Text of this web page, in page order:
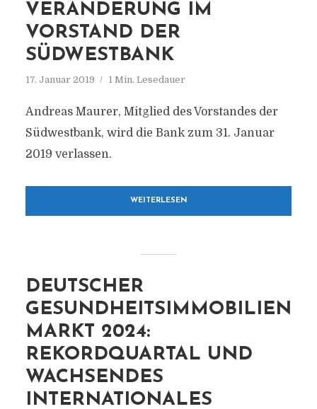
VERÄNDERUNG IM
VORSTAND DER
SÜDWESTBANK
17. Januar 2019 1 Min. Lesedauer
Andreas Maurer, Mitglied des Vorstandes der
Südwestbank, wird die Bank zum 31. Januar
2019 verlassen.
WEITERLESEN
DEUTSCHER
GESUNDHEITSIMMOBILIEN
MARKT 2024:
REKORDQUARTAL UND
WACHSENDES
INTERNATIONALES